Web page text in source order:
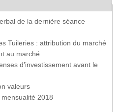
de la dernière séance
Tuileries : attribution du marché
au marché
d’investissement avant le
valeurs
2018